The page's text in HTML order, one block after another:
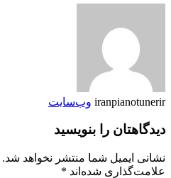
iranpianotunerir وب‌سایت
دیدگاهتان را بنویسید
نشانی ایمیل شما منتشر نخواهد شد.
علامت‌گذاری شده‌اند *